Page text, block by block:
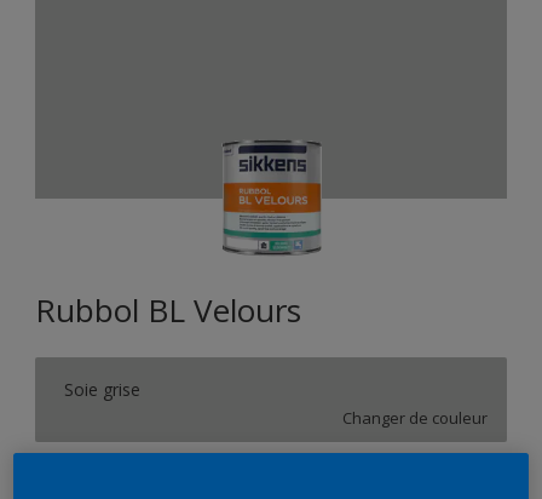
Rubbol BL Velours
Soie grise
Changer de couleur